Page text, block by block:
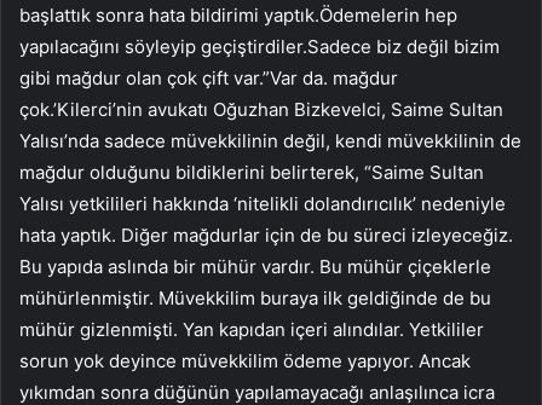
başlattık sonra hata bildirimi yaptık.Ödemelerin hep
yapılacağını söyleyip geçiştirdiler.Sadece biz değil bizim
gibi mağdur olan çok çift var.”Var da. mağdur
çok.’Kilerci’nin avukatı Oğuzhan Bizkevelci, Saime Sultan
Yalısı’nda sadece müvekkilinin değil, kendi müvekkilinin de
mağdur olduğunu bildiklerini belirterek, “Saime Sultan
Yalısı yetkilileri hakkında ‘nitelikli dolandırıcılık’ nedeniyle
hata yaptık. Diğer mağdurlar için de bu süreci izleyeceğiz.
Bu yapıda aslında bir mühür vardır. Bu mühür çiçeklerle
mühürlenmiştir. Müvekkilim buraya ilk geldiğinde de bu
mühür gizlenmişti. Yan kapıdan içeri alındılar. Yetkililer
sorun yok deyince müvekkilim ödeme yapıyor. Ancak
yıkımdan sonra düğünün yapılamayacağı anlaşılınca icra